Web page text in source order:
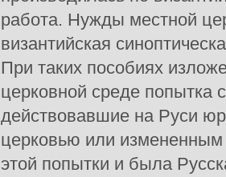
работа. Нужды местной
византийская
При таких пособиях
церковной среде попытка
действовавшие на Руси
церковью или
этой попытки и была